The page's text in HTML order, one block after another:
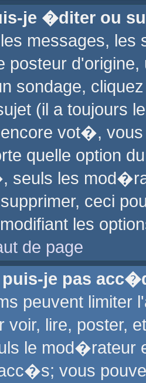
je �diter ou
messages,
d'origine,
sondage,
(il a toujours
vot�,
quelle option
les
ceci
les
de page
puis-je pas
peuvent
voir, lire, poster,
le mod�rateur
vous